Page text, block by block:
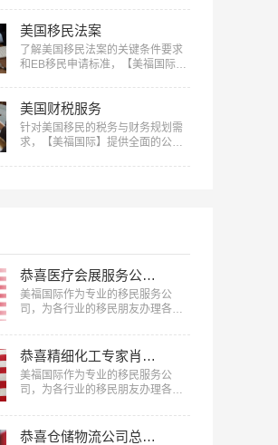
产增值：400-001-0063…
美国移民法案
了解美国移民法案的关键条件要求
和EB移民申请标准，【美福国际】
美国财税服务
针对美国移民的税务与财务规划需
求，【美福国际】提供全面的公司
恭喜医疗会展服务公司企业主蔡先生获批美国L1签证！
美福国际作为专业的移民服务公
司，为各行业的移民朋友办理各种
下面就为大家分享医疗会展服务公
司企业主蔡先生获批美国L1签证成
功案例。…
恭喜精细化工专家肖先生获批美国EB-1A移民！
美福国际作为专业的移民服务公
司，为各行业的移民朋友办理各种
为大家分享精细化工专家肖先生获
批美国EB-1A移民成功案例。…
恭喜仓储物流公司总监陈先生获批美国L1签证！